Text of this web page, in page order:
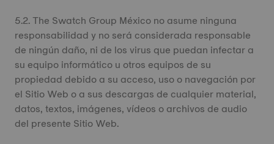
5.2. The Swatch Group México no asume ninguna
responsabilidad y no será considerada responsable
de ningún daño, ni de los virus que puedan infectar a
su equipo informático u otros equipos de su
propiedad debido a su acceso, uso o navegación por
el Sitio Web o a sus descargas de cualquier material,
datos, textos, imágenes, vídeos o archivos de audio
del presente Sitio Web.